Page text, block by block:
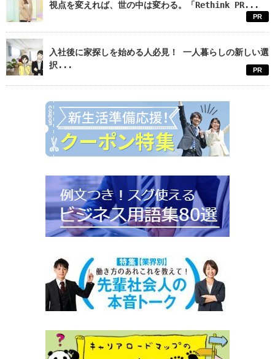
視点を変えれば、世の中は変わる。「Rethink PR...
PR
入社後に家探しを始める人必見！ 一人暮らしの新しい選
択...
PR